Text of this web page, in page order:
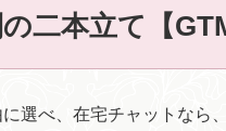
二本立て【
選べ、在宅チャットなら